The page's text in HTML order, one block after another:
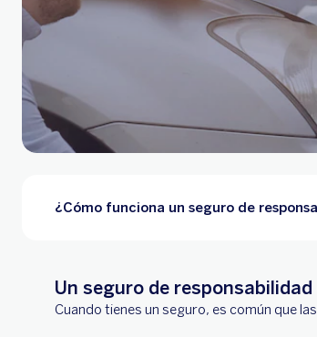
¿Cómo funciona un seguro de
Un seguro de
Cuando tienes un seguro, es común que